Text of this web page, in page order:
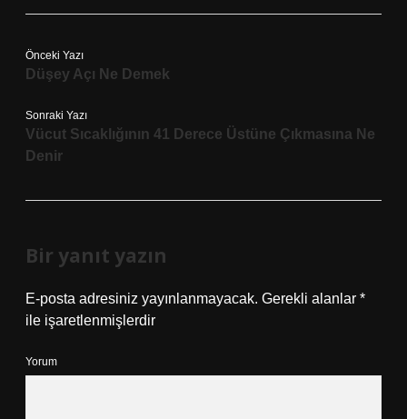
Önceki Yazı
Düşey Açı Ne Demek
Sonraki Yazı
Vücut Sıcaklığının 41 Derece Üstüne Çıkmasına Ne
Denir
Bir yanıt yazın
E-posta adresiniz yayınlanmayacak. Gerekli alanlar *
ile işaretlenmişlerdir
Yorum